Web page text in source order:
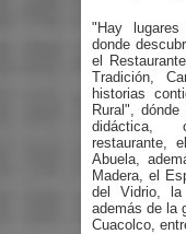
"Hay lugares
donde
el
Tradición,
historias
Rural",
didáctica,
restaurante,
Abuela,
Madera, el
del Vidrio, la
además de la
Cuacolco,